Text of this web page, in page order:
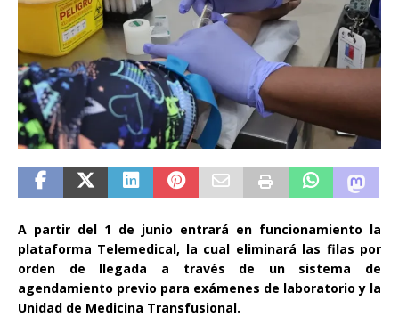
A partir del 1 de junio entrará en funcionamiento la
plataforma Telemedical, la cual eliminará las filas por
orden de llegada a través de un sistema de
agendamiento previo para exámenes de laboratorio y la
Unidad de Medicina Transfusional.